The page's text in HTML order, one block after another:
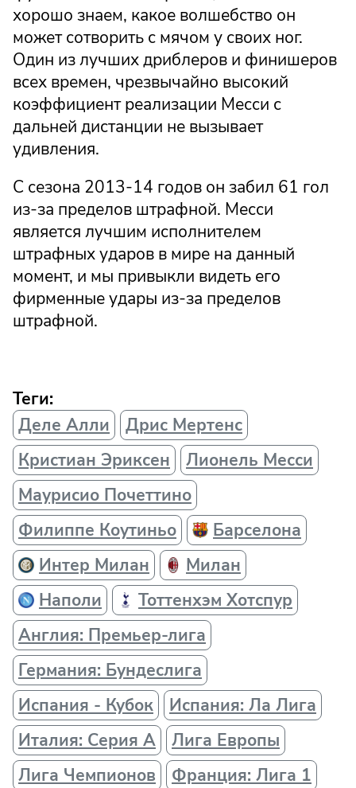
хорошо знаем, какое волшебство он
может сотворить с мячом у своих ног.
Один из лучших дриблеров и финишеров
всех времен, чрезвычайно высокий
коэффициент реализации Месси с
дальней дистанции не вызывает
удивления.
С сезона 2013-14 годов он забил 61 гол
из-за пределов штрафной. Месси
является лучшим исполнителем
штрафных ударов в мире на данный
момент, и мы привыкли видеть его
фирменные удары из-за пределов
штрафной.
Теги:
Деле Алли
Дрис Мертенс
Кристиан Эриксен
Лионель Месси
Маурисио Почеттино
Филиппе Коутиньо
Барселона
Интер Милан
Милан
Наполи
Тоттенхэм Хотспур
Англия: Премьер-лига
Германия: Бундеслига
Испания - Кубок
Испания: Ла Лига
Италия: Серия А
Лига Европы
Лига Чемпионов
Франция: Лига 1